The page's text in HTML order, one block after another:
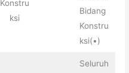
Konstru
ksi
Bidang
Konstru
ksi(•)
Seluruh